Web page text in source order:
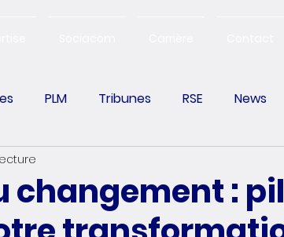
PLM Tribunes RSE News
changement :